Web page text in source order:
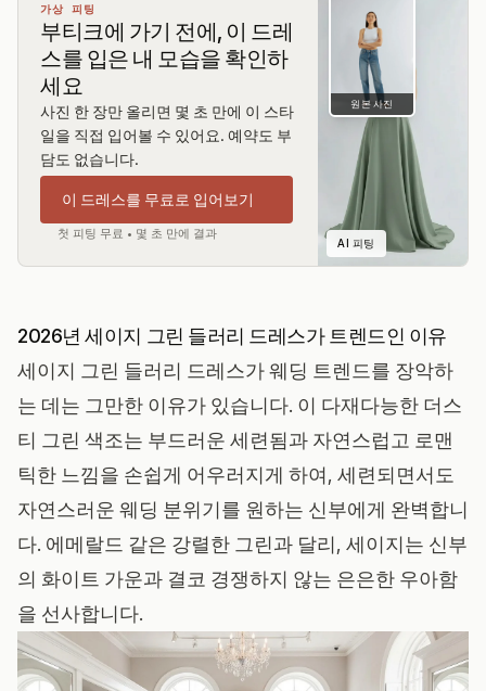
가상 피팅
부티크에 가기 전에, 이 드레
스를 입은 내 모습을 확인하
세요
사진 한 장만 올리면 몇 초 만에 이 스타
일을 직접 입어볼 수 있어요. 예약도 부
담도 없습니다.
이 드레스를 무료로 입어보기
첫 피팅 무료 • 몇 초 만에 결과
원본 사진
AI 피팅
2026년 세이지 그린 들러리 드레스가 트렌드인 이유
세이지 그린 들러리 드레스가 웨딩 트렌드를 장악하
는 데는 그만한 이유가 있습니다. 이 다재다능한 더스
티 그린 색조는 부드러운 세련됨과 자연스럽고 로맨
틱한 느낌을 손쉽게 어우러지게 하여, 세련되면서도
자연스러운 웨딩 분위기를 원하는 신부에게 완벽합니
다. 에메랄드 같은 강렬한 그린과 달리, 세이지는 신부
의 화이트 가운과 결코 경쟁하지 않는 은은한 우아함
을 선사합니다.